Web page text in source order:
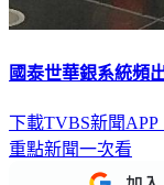
國泰世華銀系統頻
下載TVBS新聞
重點新聞一次看